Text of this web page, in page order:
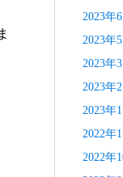
2023年6
2023年5
2023年3
2023年2
2023年1
2022年
2022年